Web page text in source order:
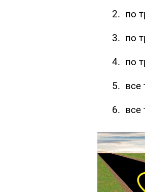
по
по
по
все
все